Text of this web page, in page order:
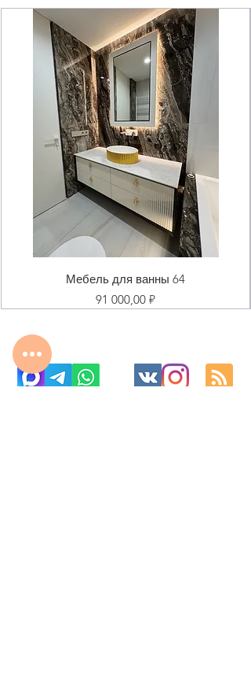
Мебель для ванны 64
Цена
91 000,00 ₽